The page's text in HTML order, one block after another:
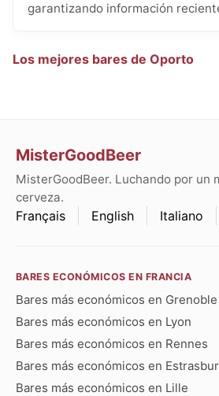
garantizando información
Los mejores bares de Oporto
MisterGoodBeer
MisterGoodBeer. Luchando por un
cerveza.
Français English Italiano
BARES ECONÓMICOS EN FRANCIA
Bares más económicos en Grenoble
Bares más económicos en Lyon
Bares más económicos en Rennes
Bares más económicos en
Bares más económicos en Lille